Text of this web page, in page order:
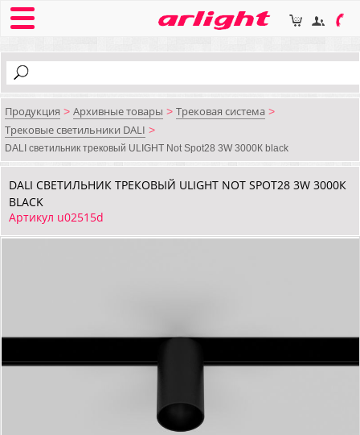
Продукция > Архивные товары > Трековая система >
Трековые светильники DALI >
DALI cветильник трековый ULIGHT Not Spot28 3W 3000К black
DALI CВЕТИЛЬНИК ТРЕКОВЫЙ ULIGHT NOT SPOT28 3W 3000К
BLACK
Артикул u02515d